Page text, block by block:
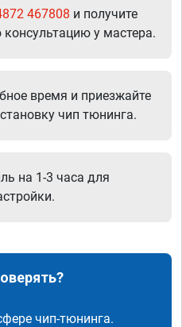
467808 и получите
у мастера.
время и приезжайте
чип тюнинга.
на 1-3 часа для
чип-тюнинга.